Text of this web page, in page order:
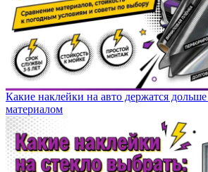
Какие наклейки на авто держатся
материалом